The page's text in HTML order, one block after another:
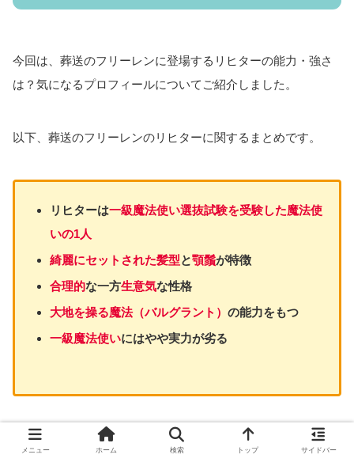
今回は、葬送のフリーレンに登場するリヒターの能力・強さ
は？気になるプロフィールについてご紹介しました。
以下、葬送のフリーレンのリヒターに関するまとめです。
リヒターは一級魔法使い選抜試験を受験した魔法使
いの1人
綺麗にセットされた髪型と顎鬚が特徴
合理的な一方生意気な性格
大地を操る魔法（バルグラント） の能力をもつ
一級魔法使いにはやや実力が劣る
少しでも魅力が伝われば幸いです。
メニュー ホーム 検索 トップ サイドバー